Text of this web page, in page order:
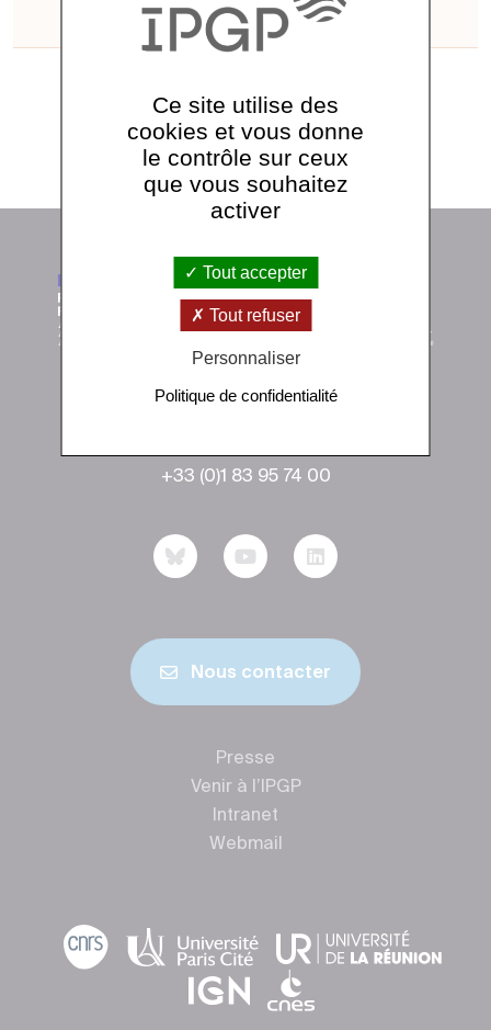
Voir tous les séminaires
+33 (0)1 83 95 74 00
Nous contacter
Presse
Venir à l’IPGP
Intranet
Webmail
Ce site utilise des
cookies et vous donne
le contrôle sur ceux
que vous souhaitez
activer
Tout accepter
Tout refuser
Personnaliser
Politique de confidentialité